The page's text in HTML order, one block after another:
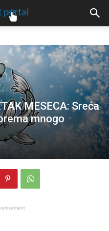
MESECA: Sreća
mnogo